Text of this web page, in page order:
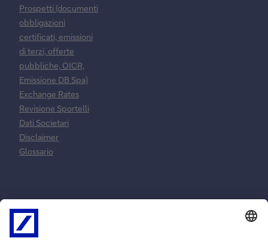
Prospetti (documenti
obbligazioni
certificati, emissioni
di terzi, offerte
pubbliche, OICR,
Emissione DB Spa)
Exchange Rates
Revisione Sportelli
Dati Societari
Disclaimer
Glossario
Normative e
norme
contrattuali